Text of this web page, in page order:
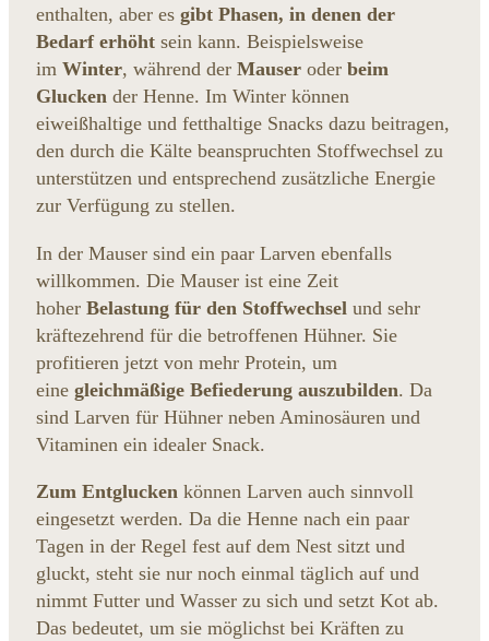
enthalten, aber es gibt Phasen, in denen der
Bedarf erhöht sein kann. Beispielsweise
im Winter, während der Mauser oder beim
Glucken der Henne. Im Winter können
eiweißhaltige und fetthaltige Snacks dazu beitragen,
den durch die Kälte beanspruchten Stoffwechsel zu
unterstützen und entsprechend zusätzliche Energie
zur Verfügung zu stellen.
In der Mauser sind ein paar Larven ebenfalls
willkommen. Die Mauser ist eine Zeit
hoher Belastung für den Stoffwechsel und sehr
kräftezehrend für die betroffenen Hühner. Sie
profitieren jetzt von mehr Protein, um
eine gleichmäßige Befiederung auszubilden. Da
sind Larven für Hühner neben Aminosäuren und
Vitaminen ein idealer Snack.
Zum Entglucken können Larven auch sinnvoll
eingesetzt werden. Da die Henne nach ein paar
Tagen in der Regel fest auf dem Nest sitzt und
gluckt, steht sie nur noch einmal täglich auf und
nimmt Futter und Wasser zu sich und setzt Kot ab.
Das bedeutet, um sie möglichst bei Kräften zu